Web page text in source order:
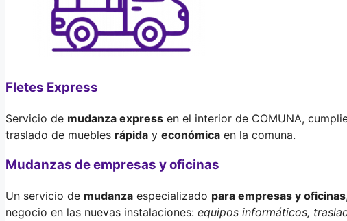
Fletes Express
Servicio de mudanza express en el interior de COMUNA,
traslado de muebles rápida y económica en la comuna.
Mudanzas de empresas y oficinas
Un servicio de mudanza especializado para empresas y oficinas
negocio en las nuevas instalaciones: equipos informáticos,